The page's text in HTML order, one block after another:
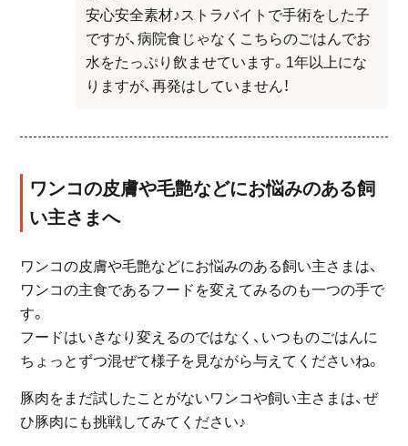
安心安全素材♪ストラバイトで手術をした子
ですが、病院食じゃなくこちらのごはんでお
水をたっぷり飲ませています。1年以上にな
りますが、再発はしていません！
ワンコの皮膚や毛艶などにお悩みのある飼
い主さまへ
ワンコの皮膚や毛艶などにお悩みのある飼い主さまは、
ワンコの主食であるフードを変えてみるのも一つの手で
す。
フードはいきなり変えるのではなく、いつものごはんに
ちょっとずつ混ぜて様子を見ながら与えてくださいね。
豚肉をまだ試したことがないワンコや飼い主さまは、ぜ
ひ豚肉にも挑戦してみてください♪